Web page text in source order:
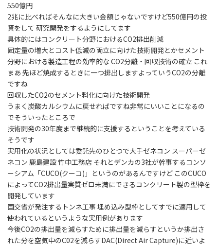
550億円
2兆に比べればそんなに大きい金額じゃないですけど550億円の投
資をして 研究開発をするようにしてます
具体的にはコンクリート分野におけるCO2排出削減
固定量の増大とコスト低減の両立に向けた技術開発とかセメント
分野における製造工程の効率的な CO2分離・回収技術の確立 これ
まあ 先ほど焼成するときに一つ排出しますよっていうCO2の分離
ですね
回収したCO2のセメント料化に向けた技術開発
うまく炭酸カルシウムに戻せればですね非常にいいことになるの
でそういったところで
技術開発の30年度まで継続的に支援するということを考えている
そうです
実用化の状況としては委託先のひとつで大手ゼネコン スーパーゼ
ネコン 鹿島建設 竹中工務店 それとデンカの3社が幹事するコンソ
ーシアム「CUCO(クーコ)」というのがあるんですけど このCUCO
によってCO2排出量実質ゼロ未満にできるコンクリート製の型枠を
開発しています
国交省が発注するトンネ工事 埋め込み型枠としてすでに適用して
使われているというような実用例があります
今後CO2の排出量を減らすために排出量を減らすというか排出さ
れた分を空気中のC02を減らすDAC(Direct Air Capture)に近いよ